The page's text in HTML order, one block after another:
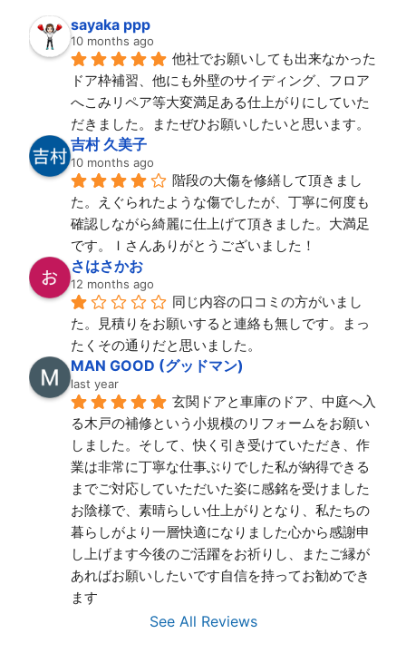
sayaka ppp
10 months ago
他社でお願いしても出来なかった
ドア枠補習、他にも外壁のサイディング、フロア
へこみリペア等大変満足ある仕上がりにしていた
だきました。またぜひお願いしたいと思います。
吉村 久美子
10 months ago
階段の大傷を修繕して頂きまし
た。えぐられたような傷でしたが、丁寧に何度も
確認しながら綺麗に仕上げて頂きました。大満足
です。Ｉさんありがとうございました！
さはさかお
12 months ago
同じ内容の口コミの方がいまし
た。見積りをお願いすると連絡も無しです。まっ
たくその通りだと思いました。
MAN GOOD (グッドマン)
last year
玄関ドアと車庫のドア、中庭へ入
る木戸の補修という小規模のリフォームをお願い
しました。そして、快く引き受けていただき、作
業は非常に丁寧な仕事ぶりでした私が納得できる
までご対応していただいた姿に感銘を受けました
お陰様で、素晴らしい仕上がりとなり、私たちの
暮らしがより一層快適になりました心から感謝申
し上げます今後のご活躍をお祈りし、またご縁が
あればお願いしたいです自信を持ってお勧めでき
ます
See All Reviews